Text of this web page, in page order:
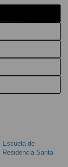
Escuela de
Residencia Santa